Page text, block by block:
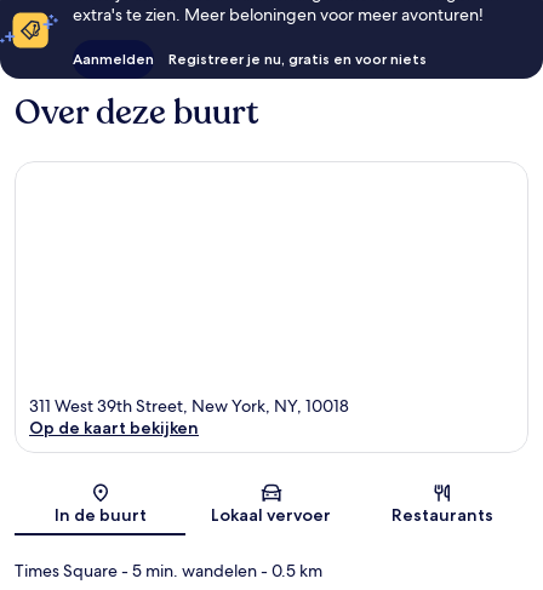
extra's te zien. Meer beloningen voor meer avonturen!
Aanmelden Registreer je nu, gratis en voor niets
Over deze buurt
Kaart
311 West 39th Street, New York, NY, 10018
Op de kaart bekijken
In de buurt Lokaal vervoer Restaurants
Times Square- 5 min. wandelen- 0.5 km